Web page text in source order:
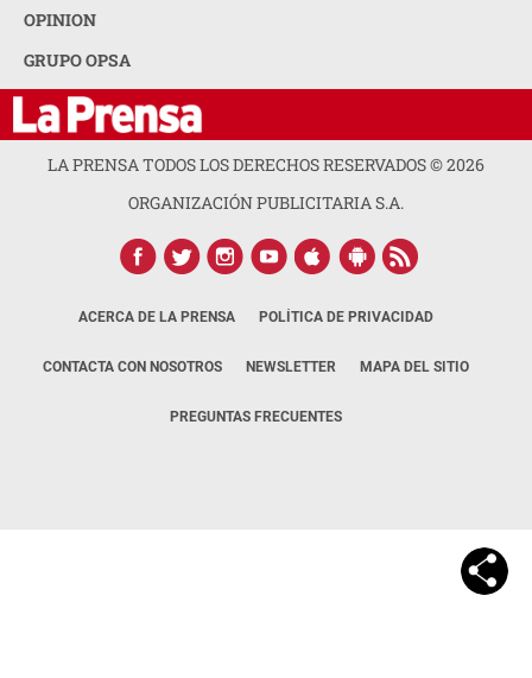
OPINION
GRUPO OPSA
LA PRENSA TODOS LOS DERECHOS RESERVADOS ©2026
ORGANIZACIÓN PUBLICITARIA S.A.
ACERCA DE LA PRENSA POLÍTICA DE PRIVACIDAD
CONTACTA CON NOSOTROS NEWSLETTER MAPA DEL SITIO
PREGUNTAS FRECUENTES